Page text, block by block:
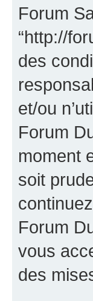
Forum
“http://
des
et/ou
Forum
moment
soit
Forum
vous
des